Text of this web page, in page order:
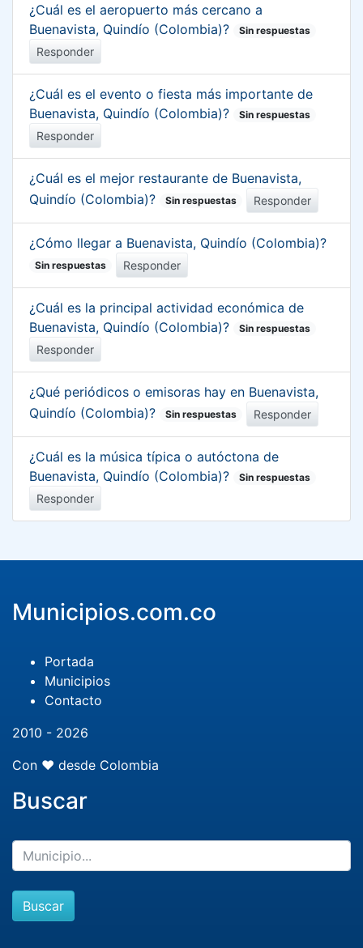
¿Cuál es el aeropuerto más cercano a
Buenavista, Quindío (Colombia)?
Sin respuestas
Responder
¿Cuál es el evento o fiesta más importante de
Buenavista, Quindío (Colombia)?
Sin respuestas
Responder
¿Cuál es el mejor restaurante de Buenavista,
Quindío (Colombia)?
Sin respuestas Responder
¿Cómo llegar a Buenavista, Quindío (Colombia)?
Sin respuestas Responder
¿Cuál es la principal actividad económica de
Buenavista, Quindío (Colombia)?
Sin respuestas
Responder
¿Qué periódicos o emisoras hay en Buenavista,
Quindío (Colombia)?
Sin respuestas Responder
¿Cuál es la música típica o autóctona de
Buenavista, Quindío (Colombia)?
Sin respuestas
Responder
Municipios.com.co
Portada
Municipios
Contacto
2010 - 2026
Con ❤️ desde Colombia
Buscar
Buscar